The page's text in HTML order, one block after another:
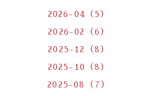
2026-04（5）
2026-02（6）
2025-12（8）
2025-10（8）
2025-08（7）